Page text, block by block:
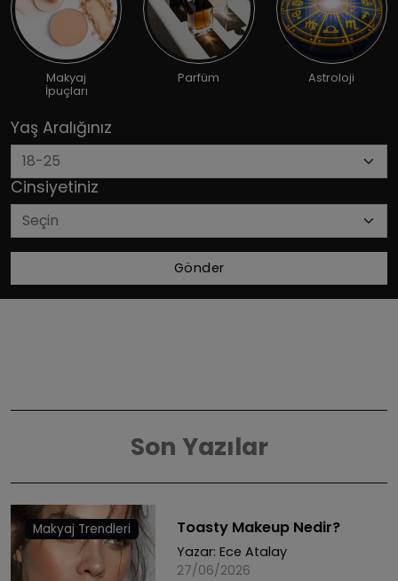
Makyaj
İpuçları
Parfüm Astroloji
Yaş Aralığınız
Cinsiyetiniz
Gönder
Son Yazılar
Makyaj Trendleri Toasty Makeup Nedir?
Yazar: Ece Atalay
27/06/2026